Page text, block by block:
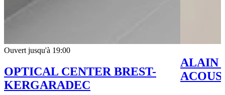
Ouvert jusqu'à 19:00
OPTICAL CENTER BREST-
KERGARADEC
ALAIN